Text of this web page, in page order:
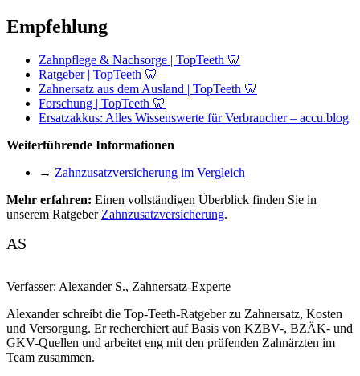
Empfehlung
Zahnpflege & Nachsorge | TopTeeth 🦷
Ratgeber | TopTeeth 🦷
Zahnersatz aus dem Ausland | TopTeeth 🦷
Forschung | TopTeeth 🦷
Ersatzakkus: Alles Wissenswerte für Verbraucher – accu.blog
Weiterführende Informationen
→ Zahnzusatzversicherung im Vergleich
Mehr erfahren: Einen vollständigen Überblick finden Sie in
unserem RatgeberZahnzusatzversicherung.
AS
Verfasser: Alexander S., Zahnersatz-Experte
Alexander schreibt die Top-Teeth-Ratgeber zu Zahnersatz, Kosten
und Versorgung. Er recherchiert auf Basis von KZBV-, BZÄK- und
GKV-Quellen und arbeitet eng mit den prüfenden Zahnärzten im
Team zusammen.